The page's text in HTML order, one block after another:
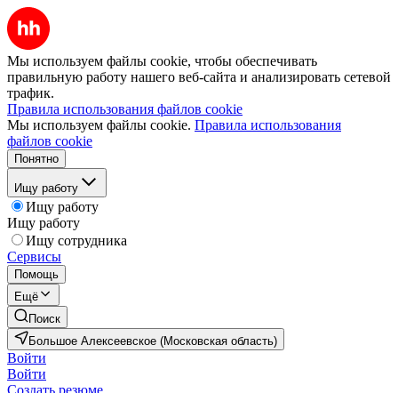
Мы используем файлы cookie, чтобы обеспечивать
правильную работу нашего веб-сайта и анализировать сетевой
трафик.
Правила использования файлов cookie
Мы используем файлы cookie. Правила использования
файлов cookie
Понятно
Ищу работу
Ищу работу
Ищу работу
Ищу сотрудника
Сервисы
Помощь
Ещё
Поиск
Большое Алексеевское (Московская область)
Войти
Войти
Создать резюме